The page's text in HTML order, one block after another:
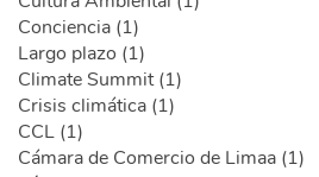
Conciencia (1)
Largo plazo (1)
Climate Summit (1)
Crisis climática (1)
CCL (1)
Cámara de Comercio de Limaa (1)